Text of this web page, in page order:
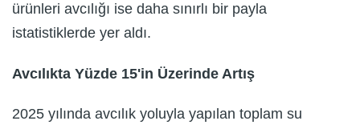
ürünleri avcılığı ise daha sınırlı bir payla
istatistiklerde yer aldı.
Avcılıkta Yüzde 15'in Üzerinde Artış
2025 yılında avcılık yoluyla yapılan toplam su